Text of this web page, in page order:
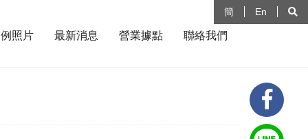
簡 En
照片 最新消息 營業據點 聯絡我們